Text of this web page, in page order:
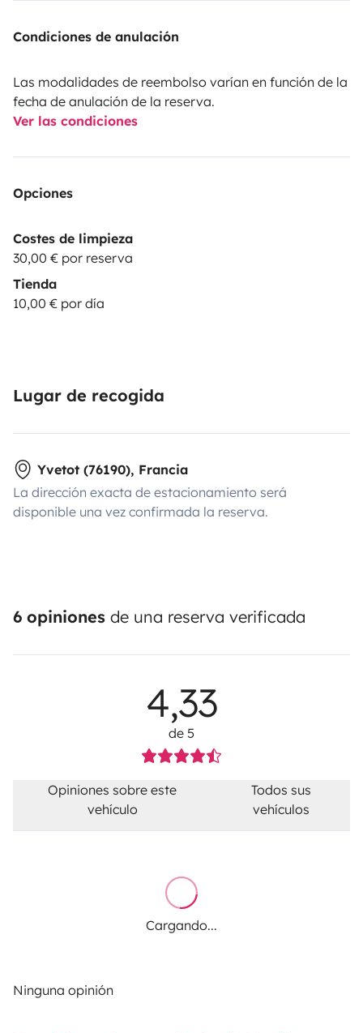
Condiciones de anulación
Las modalidades de reembolso varían en función de la
fecha de anulación de la reserva.
Ver las condiciones
Opciones
Costes de limpieza
30,00 € por reserva
Tienda
10,00 € por día
Lugar de recogida
Yvetot (76190), Francia
La dirección exacta de estacionamiento será
disponible una vez confirmada la reserva.
6 opiniones de una reserva verificada
4,33
de 5
Opiniones sobre este
vehículo
Todos sus
vehículos
Cargando...
Ninguna opinión